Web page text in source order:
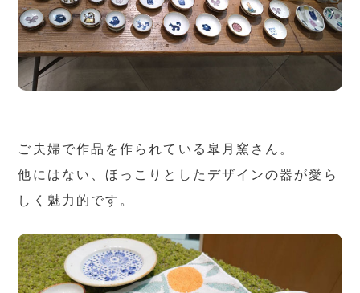
ご夫婦で作品を作られている皐月窯さん。
他にはない、ほっこりとしたデザインの器が愛ら
しく魅力的です。